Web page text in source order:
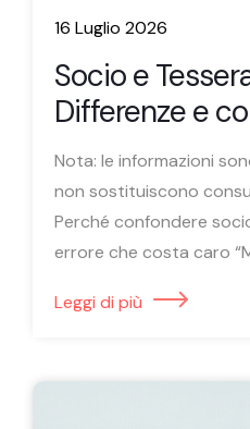
16 Luglio 2026
Socio e
Differenze e
Nota: le informazioni
non sostituiscono
Perché confondere
errore che costa caro
Leggi di più